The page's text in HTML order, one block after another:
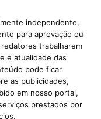
independente,
para aprovação ou
trabalharem
e atualidade das
pode ficar
as publicidades,
em nosso portal,
prestados por